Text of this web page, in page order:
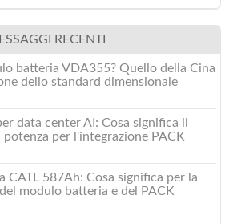
RECENTI
batteria VDA355? Quello della Cina
dello standard dimensionale
data center AI: Cosa significa il
potenza per l'integrazione PACK
CATL 587Ah: Cosa significa per la
modulo batteria e del PACK